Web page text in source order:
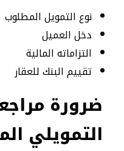
نوع التمويل المطلوب
دخل العميل
التزاماته المالية
تقييم البنك للعقار
ضرورة
التمويلي